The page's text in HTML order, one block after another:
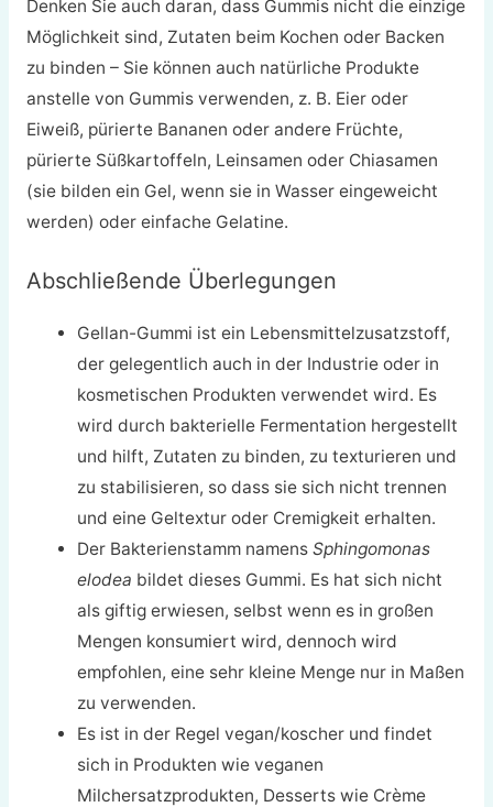
Denken Sie auch daran, dass Gummis nicht die einzige
Möglichkeit sind, Zutaten beim Kochen oder Backen
zu binden – Sie können auch natürliche Produkte
anstelle von Gummis verwenden, z. B. Eier oder
Eiweiß, pürierte Bananen oder andere Früchte,
pürierte Süßkartoffeln, Leinsamen oder Chiasamen
(sie bilden ein Gel, wenn sie in Wasser eingeweicht
werden) oder einfache Gelatine.
Abschließende Überlegungen
Gellan-Gummi ist ein Lebensmittelzusatzstoff,
der gelegentlich auch in der Industrie oder in
kosmetischen Produkten verwendet wird. Es
wird durch bakterielle Fermentation hergestellt
und hilft, Zutaten zu binden, zu texturieren und
zu stabilisieren, so dass sie sich nicht trennen
und eine Geltextur oder Cremigkeit erhalten.
Der Bakterienstamm namensSphingomonas
elodea bildet dieses Gummi. Es hat sich nicht
als giftig erwiesen, selbst wenn es in großen
Mengen konsumiert wird, dennoch wird
empfohlen, eine sehr kleine Menge nur in Maßen
zu verwenden.
Es ist in der Regel vegan/koscher und findet
sich in Produkten wie veganen
Milchersatzprodukten, Desserts wie Crème